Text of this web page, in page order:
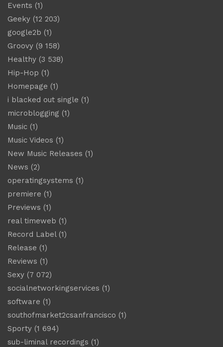
Events (1)
Geeky (12 203)
google2b (1)
Groovy (9 158)
Healthy (3 538)
Hip-Hop (1)
Homepage (1)
i blacked out single (1)
microblogging (1)
Music (1)
Music Videos (1)
New Music Releases (1)
News (2)
operatingsystems (1)
premiere (1)
Previews (1)
real timeweb (1)
Record Label(1)
Release (1)
Reviews (1)
Sexy (7 072)
socialnetworkingservices (1)
software (1)
southofmarket2csanfrancisco (1)
Sporty (1 694)
sub-liminal recordings (1)